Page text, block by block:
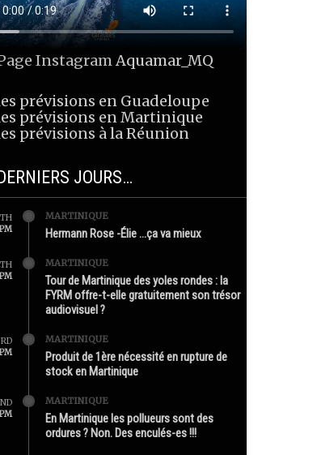
InstagramAquamar_MQ
prévisions en Guadeloupe
prévisions en Martinique
prévisions à la Réunion
JOURS…
MARTINIQUE
Hermann Rose -Élie …ça va mieux
MARTINIQUE
Tour de Martinique des yoles rondes : la
FYRM offre-t-elle gratuitement son trésor
audiovisuel ?
MARTINIQUE
Produit de 1ère nécessité en rupture de
stock en Martinique
MARTINIQUE
En Martinique les pollueurs sont des
ordures ? Non. Des enculés-es !!!